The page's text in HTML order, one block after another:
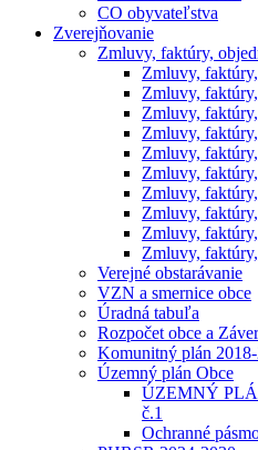
CO obyvateľstva
Zverejňovanie
Zmluvy, faktúry,
Zmluvy,
Zmluvy,
Zmluvy,
Zmluvy,
Zmluvy,
Zmluvy,
Zmluvy,
Zmluvy,
Zmluvy,
Zmluvy,
Verejné obstarávanie
VZN a smernice obce
Úradná tabuľa
Rozpočet obce a
Komunitný plán
Územný plán Obce
ÚZEMNÝ
č.1
Ochranné